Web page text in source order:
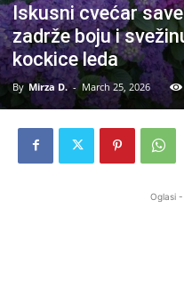
Iskusni cvećar
zadrže boju i
kockice leda
By Mirza D. - March 25, 2026
Oglasi